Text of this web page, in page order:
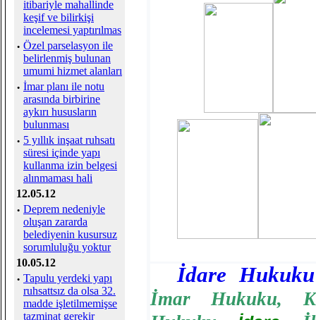
itibariyle mahallinde
keşif ve bilirkişi
incelemesi yaptırılmas
· Özel parselasyon ile
belirlenmiş bulunan
umumi hizmet alanları
· İmar planı ile notu
arasında birbirine
aykırı hususların
bulunması
· 5 yıllık inşaat ruhsatı
süresi içinde yapı
kullanma izin belgesi
alınmaması hali
12.05.12
· Deprem nedeniyle
oluşan zararda
belediyenin kusursuz
sorumluluğu yoktur
10.05.12
· Tapulu yerdeki yapı
ruhsattsız da olsa 32.
madde işletilmemişse
tazminat gerekir
İdare
İmar Hukuku,